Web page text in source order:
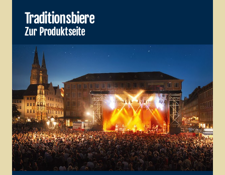
Traditionsbiere
Zur Produktseite